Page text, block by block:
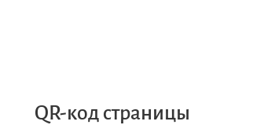
QR-код страницы